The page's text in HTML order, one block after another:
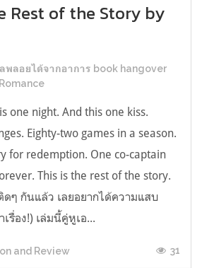
Rest of the Story by
พลอยได้จากอาการ book hangover
one night. And this one kiss.
Eighty-two games in a season.
for redemption. One co-captain
This is the rest of the story.
ๆ กันแล้ว เลยอยากได้ความแสบ
รื่อง!) เล่มนี้คู่หูเอ...
and Review 31